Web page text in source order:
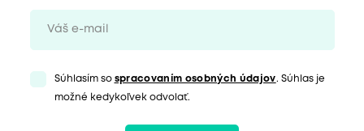
Súhlasím so spracovaním osobných údajov. Súhlas je
možné kedykoľvek odvolať.